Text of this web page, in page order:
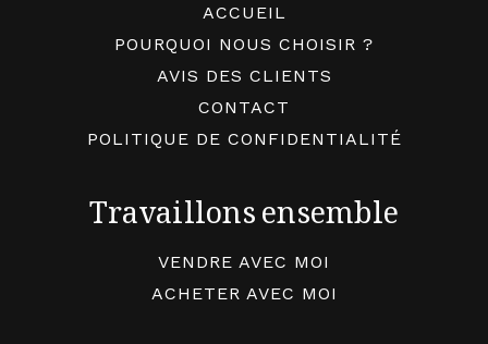
ACCUEIL
POURQUOI NOUS CHOISIR ?
AVIS DES CLIENTS
CONTACT
POLITIQUE DE CONFIDENTIALITÉ
Travaillons ensemble
VENDRE AVEC MOI
ACHETER AVEC MOI